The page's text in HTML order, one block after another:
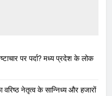
पर पर्दा? मध्य प्रदेश के लोक
नेतृत्व के सान्निध्य और हजारों